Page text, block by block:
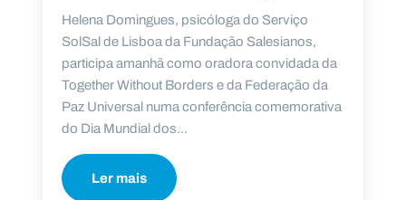
Helena Domingues, psicóloga do Serviço
SolSal de Lisboa da Fundação Salesianos,
participa amanhã como oradora convidada da
Together Without Borders e da Federação da
Paz Universal numa conferência comemorativa
do Dia Mundial dos...
Ler mais